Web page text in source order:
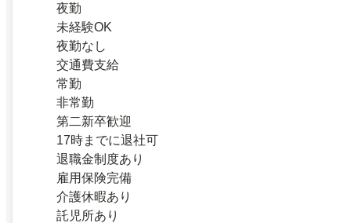
夜勤
未経験OK
夜勤なし
交通費支給
常勤
非常勤
第二新卒歓迎
17時までに退社可
退職金制度あり
雇用保険完備
介護休暇あり
託児所あり